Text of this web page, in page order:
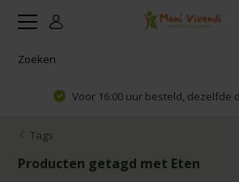
Voor 16:00 uur besteld, dezelfde
Tags
Producten getagd met Eten